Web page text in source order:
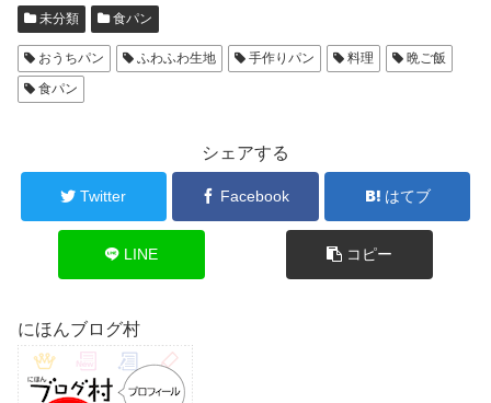
未分類 食パン
おうちパン ふわふわ生地 手作りパン 料理
晩ご飯
食パン
シェアする
Twitter Facebook はてブ
LINE コピー
にほんブログ村